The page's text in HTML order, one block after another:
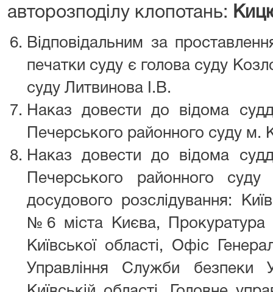
авторозподілу клопотань:
Відповідальним за
печатки суду є голова суду
суду Литвинова І.В.
Наказ довести до відома
Печерського районного суду м.
Наказ довести до відома
Печерського районного
досудового розслідування:
№6 міста Києва, Прокуратура
Київської області, Офіс
Управління Служби безпеки